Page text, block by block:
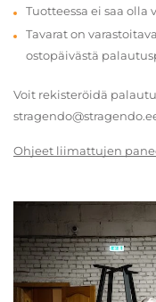
Tuotteessa ei saa olla
Tavarat on
ostopäivästä
Voit rekisteröidä
Ohjeet liimattujen